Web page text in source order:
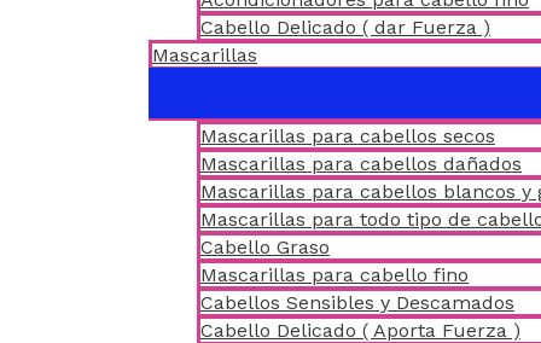
Cabello Delicado ( dar Fuerza )
Mascarillas
Mascarillas para cabellos secos
Mascarillas para cabellos dañados
Mascarillas para cabellos blancos y
Mascarillas para todo tipo de
Cabello Graso
Mascarillas para cabello fino
Cabellos Sensibles y Descamados
Cabello Delicado ( Aporta Fuerza )